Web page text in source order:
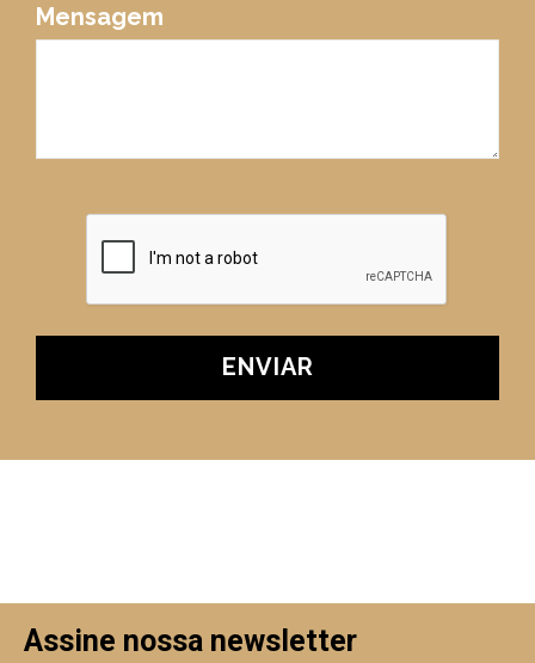
Mensagem
Assine nossa newsletter